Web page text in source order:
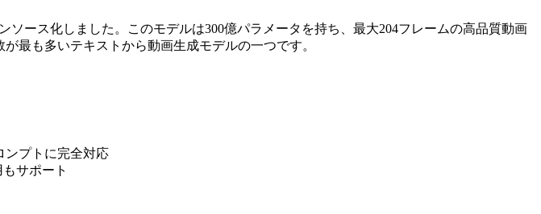
ソース化しました。このモデルは300億パラメータを持ち、最大204フレームの高品質動画
最も多いテキストから動画生成モデルの一つです。
ンプトに完全対応
サポート